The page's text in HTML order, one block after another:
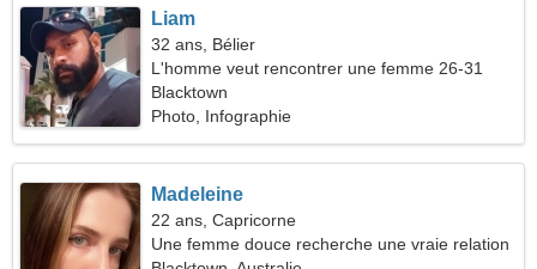
Liam
32 ans, Bélier
L'homme veut rencontrer une femme 26-31
Blacktown
Photo, Infographie
Madeleine
22 ans, Capricorne
Une femme douce recherche une vraie relation